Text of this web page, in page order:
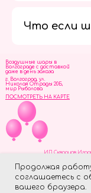
Продолжая
соглашаетесь с
вашего браузера.
Что если
Воздушные шары в
Волгограде с доставкой
даже в день заказа
г. Волгоград, ул.
Николая Отрады 20Б,
мир Рыболова
ПОСМОТРЕТЬ НА КАРТЕ
ИП Скворцов